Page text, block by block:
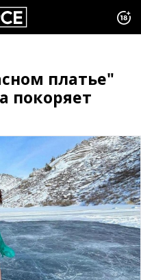
платье"
покоряет